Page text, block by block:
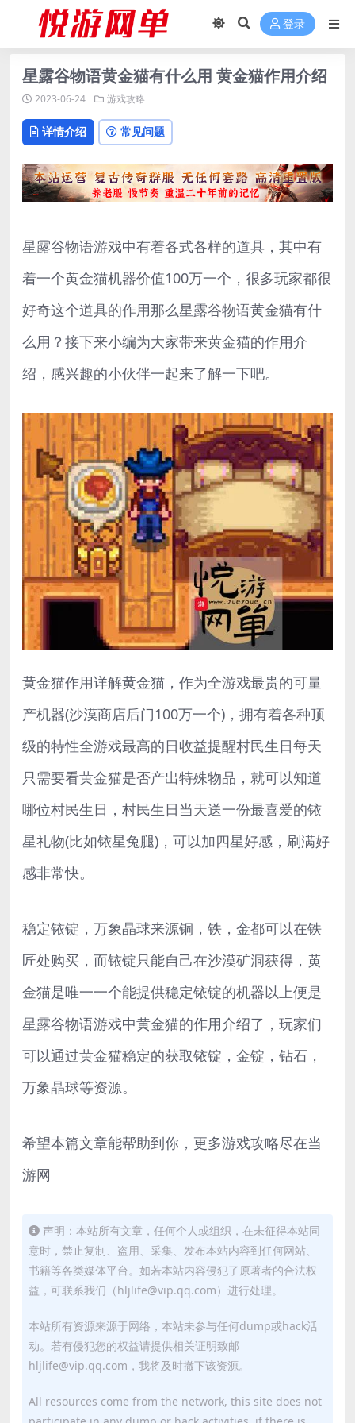
登录
星露谷物语黄金猫有什么用 黄金猫作用介绍
2023-06-24 游戏攻略
详情介绍 常见问题
星露谷物语游戏中有着各式各样的道具，其中有
着一个黄金猫机器价值100万一个，很多玩家都很
好奇这个道具的作用那么星露谷物语黄金猫有什
么用？接下来小编为大家带来黄金猫的作用介
绍，感兴趣的小伙伴一起来了解一下吧。
黄金猫作用详解黄金猫，作为全游戏最贵的可量
产机器(沙漠商店后门100万一个)，拥有着各种顶
级的特性全游戏最高的日收益提醒村民生日每天
只需要看黄金猫是否产出特殊物品，就可以知道
哪位村民生日，村民生日当天送一份最喜爱的铱
星礼物(比如铱星兔腿)，可以加四星好感，刷满好
感非常快。
稳定铱锭，万象晶球来源铜，铁，金都可以在铁
匠处购买，而铱锭只能自己在沙漠矿洞获得，黄
金猫是唯一一个能提供稳定铱锭的机器以上便是
星露谷物语游戏中黄金猫的作用介绍了，玩家们
可以通过黄金猫稳定的获取铱锭，金锭，钻石，
万象晶球等资源。
希望本篇文章能帮助到你，更多游戏攻略尽在当
游网
声明：本站所有文章，任何个人或组织，在未征得本站同
意时，禁止复制、盗用、采集、发布本站内容到任何网站、
书籍等各类媒体平台。如若本站内容侵犯了原著者的合法权
益，可联系我们（hljlife@vip.qq.com）进行处理。
本站所有资源来源于网络，本站未参与任何dump或hack活
动。若有侵犯您的权益请提供相关证明致邮
hljlife@vip.qq.com，我将及时撤下该资源。
All resources come from the network, this site does not